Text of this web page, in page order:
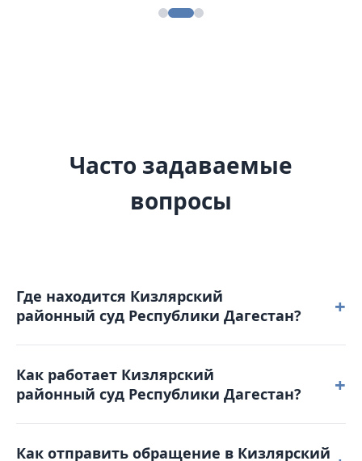
Часто задаваемые
вопросы
Где находится Кизлярский
районный суд Республики Дагестан?
+
расположен по адресу: 368819, Республика
Дагестан, с. Юбилейное, пер. Озёрный, д. 6.
Как работает Кизлярский
районный суд Республики Дагестан?
+
17-00. Обеденный перерыв с 12-00 до 13-00.
Как отправить обращение в Кизлярский